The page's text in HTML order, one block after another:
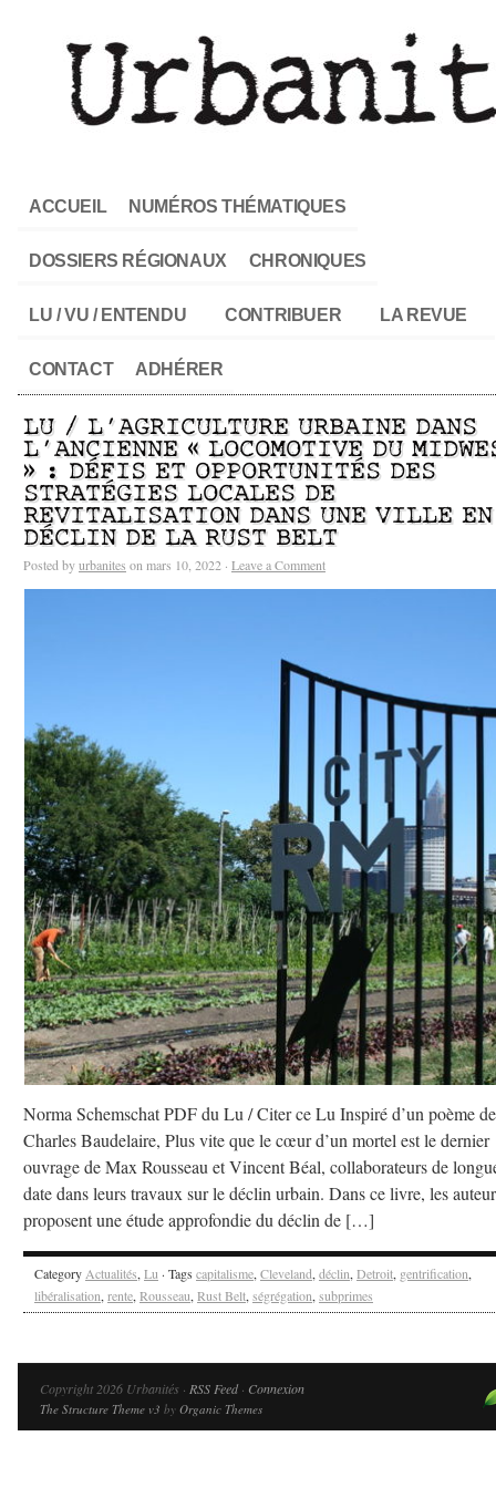
ACCUEIL NUMÉROS THÉMATIQUES
DOSSIERS RÉGIONAUX CHRONIQUES
LU / VU / ENTENDU CONTRIBUER LA REVUE
CONTACT ADHÉRER
LU / L’AGRICULTURE URBAINE DANS
L’ANCIENNE « LOCOMOTIVE DU
» : DÉFIS ET OPPORTUNITÉS DES
STRATÉGIES LOCALES DE
REVITALISATION DANS UNE VILLE EN
DÉCLIN DE LA RUST BELT
Posted byurbanites on mars 10, 2022 · Leave a Comment
Norma Schemschat PDF du Lu / Citer ce Lu Inspiré d’un poème de
Charles Baudelaire, Plus vite que le cœur d’un mortel est le dernier
ouvrage de Max Rousseau et Vincent Béal, collaborateurs de
date dans leurs travaux sur le déclin urbain. Dans ce livre, les
proposent une étude approfondie du déclin de […]
Category Actualités, Lu · Tags capitalisme, Cleveland, déclin, Detroit, gentrification,
libéralisation, rente, Rousseau, Rust Belt, ségrégation, subprimes
Copyright 2026 Urbanités · RSS Feed· Connexion
The Structure Theme v3 by Organic Themes